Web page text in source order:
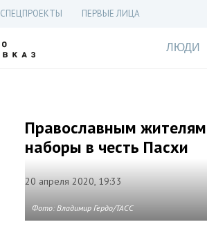
СПЕЦПРОЕКТЫ ПЕРВЫЕ ЛИЦА
ЛЮДИ
Православным
наборы в честь Пасхи
20 апреля 2020, 19:33
Фото: Владимир Гердо/ТАСС